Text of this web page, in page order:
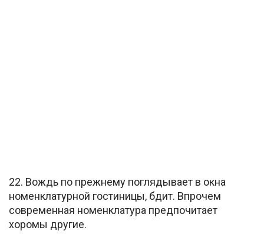
22. Вождь по прежнему поглядывает в окна
номенклатурной гостиницы, бдит. Впрочем
современная номенклатура предпочитает
хоромы другие.